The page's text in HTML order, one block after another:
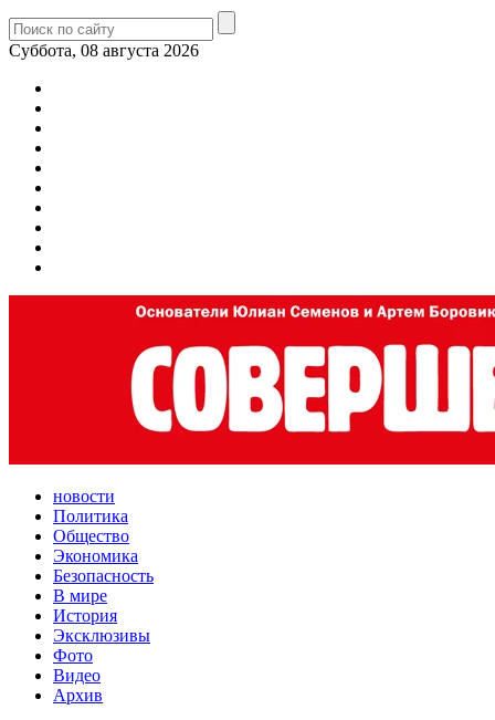
Суббота, 08 августа 2026
новости
Политика
Общество
Экономика
Безопасность
В мире
История
Эксклюзивы
Фото
Видео
Архив